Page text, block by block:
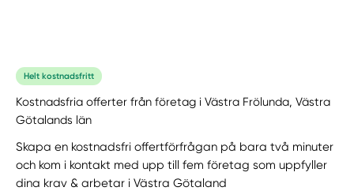
Helt kostnadsfritt
Kostnadsfria offerter från företag i Västra Frölunda, Västra
Götalands län
Skapa en kostnadsfri offertförfrågan på bara två minuter
och kom i kontakt med upp till fem företag som uppfyller
dina krav & arbetar i Västra Götaland